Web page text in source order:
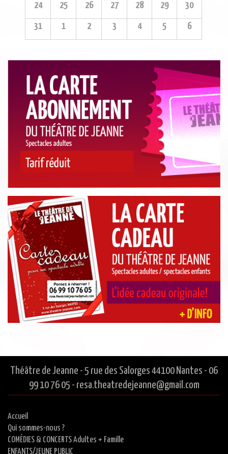
24 25 26 27 28 29 30
31 1 2 3 4 5 6
Théâtre de Jeanne - 5 rue des Salorges 44100 Nantes - 06
99 10 76 05 - resa.theatredejeanne@gmail.com
Accueil
Qui sommes-nous ?
COMÉDIES & CONCERTS Adultes + Famille
ENFANTS/JEUNE PUBLIC